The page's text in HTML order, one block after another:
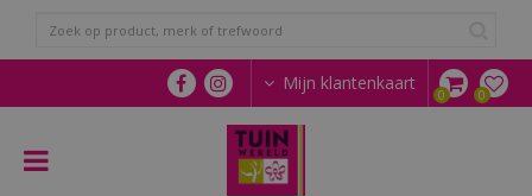
n
a
Mijn klantenkaart